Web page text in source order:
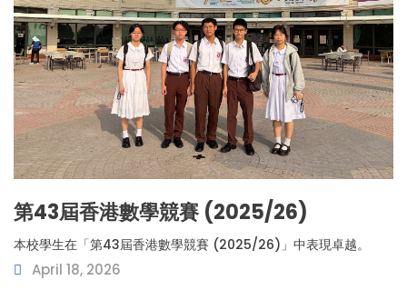
第43屆香港數學競賽 (2025/26)
本校學生在「第43屆香港數學競賽 (2025/26)」中表現卓越。
April 18, 2026